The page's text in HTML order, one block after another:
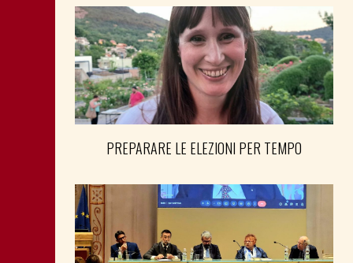
PREPARARE LE ELEZIONI PER TEMPO